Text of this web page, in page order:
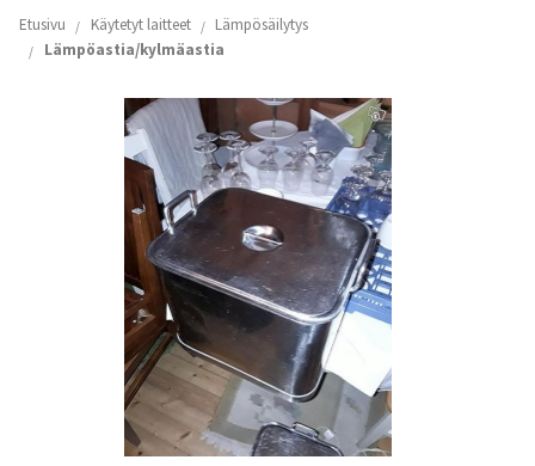
Etusivu
Koneiden ja astioiden vuokraus
Käytetyt laitteet
Tuoteluettelot
Yhteystiedot
Etusivu Käytetyt laitteet
Lämpösäilytys
Lämpöastia/kylmäastia